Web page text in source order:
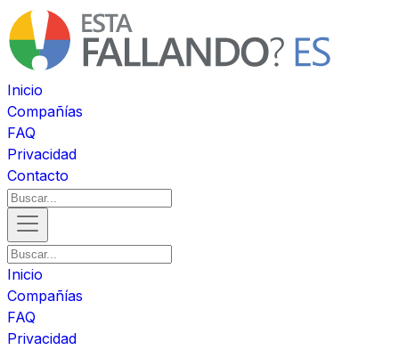
Inicio
Compañías
FAQ
Privacidad
Contacto
Inicio
Compañías
FAQ
Privacidad